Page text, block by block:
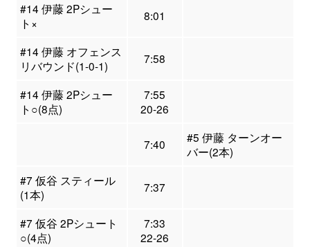
#14 伊藤 2Pシュー
ト×
8:01
#14 伊藤 オフェンス
リバウンド(1-0-1)
7:58
#14 伊藤 2Pシュー
ト○(8点)
7:55
20-26
7:40
#5 伊藤 ターンオー
バー(2本)
#7 仮谷 スティール
(1本)
7:37
#7 仮谷 2Pシュート
○(4点)
7:33
22-26